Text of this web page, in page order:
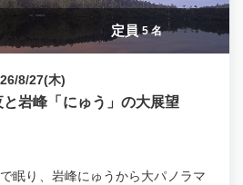
定員 5 名
8/27(木)
岩峰「にゅう」の大展望
眠り、岩峰にゅうから大パノラマ